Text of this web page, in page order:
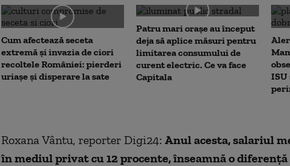
0
secondsVolume
90%
Cum afectează seceta
extremă și invazia de ciori
recoltele României: pierderi
uriașe și disperare la sate
Patru mari orașe au început
deja să aplice măsuri pentru
limitarea consumului de
curent electric. Ce va face
Capitala
ISU
Roxana Vântu, reporter Digi24: Anul acesta, salariul
în mediul privat cu 12 procente, înseamnă o diferenţă